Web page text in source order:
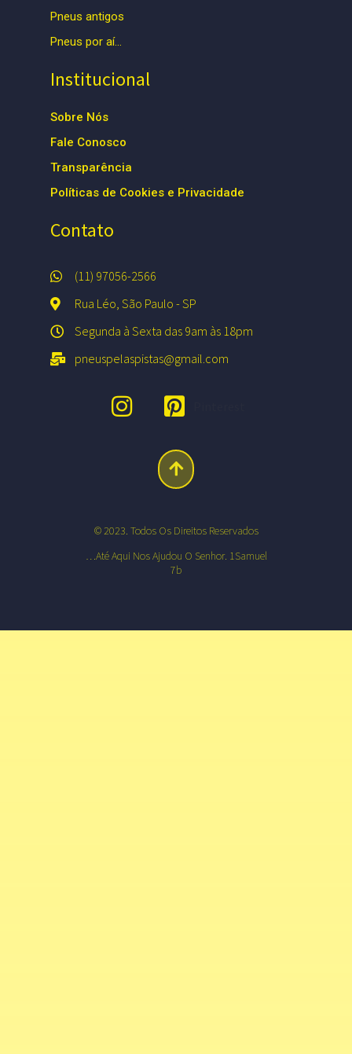
Pneus antigos
Pneus por aí…
Institucional
Sobre Nós
Fale Conosco
Transparência
Políticas de Cookies e Privacidade
Contato
(11) 97056-2566
Rua Léo, São Paulo - SP
Segunda à Sexta das 9am às 18pm
pneuspelaspistas@gmail.com
© 2023. Todos Os Direitos Reservados
…até Aqui Nos Ajudou O Senhor. 1Samuel
7b